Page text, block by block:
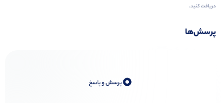
دریافت کنید.
پرسش‌ها
0پرسش و پاسخ